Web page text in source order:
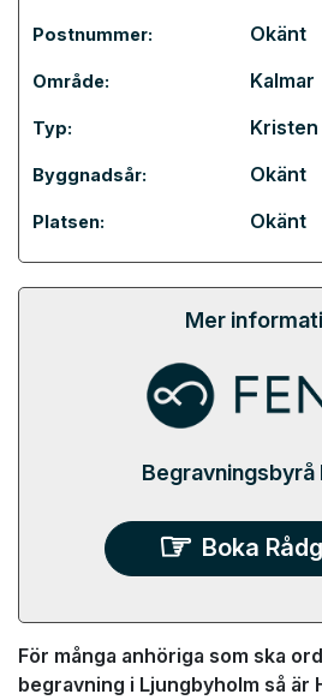
Postnummer: Okänt
Område: Kalmar
Typ: Kristen
Byggnadsår: Okänt
Platsen: Okänt
Mer
Begravningsbyrå
Boka
För många anhöriga som ska
begravning i Ljungbyholm så är